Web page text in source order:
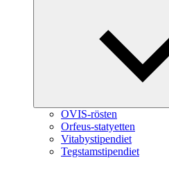
OVIS-rösten
Orfeus-statyetten
Vitabystipendiet
Tegstamstipendiet